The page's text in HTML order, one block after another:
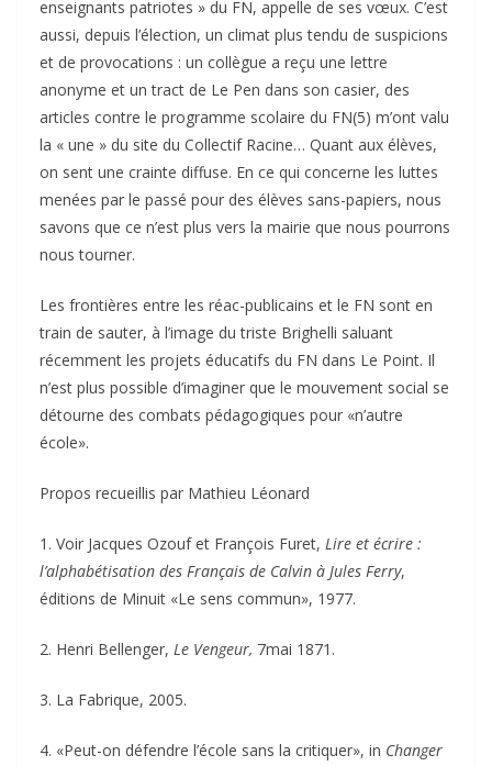
enseignants patriotes » du FN, appelle de ses vœux. C’est
aussi, depuis l’élection, un climat plus tendu de suspicions
et de provocations : un collègue a reçu une lettre
anonyme et un tract de Le Pen dans son casier, des
articles contre le programme scolaire du FN(5) m’ont valu
la « une » du site du Collectif Racine… Quant aux élèves,
on sent une crainte diffuse. En ce qui concerne les luttes
menées par le passé pour des élèves sans-papiers, nous
savons que ce n’est plus vers la mairie que nous pourrons
nous tourner.
Les frontières entre les réac-publicains et le FN sont en
train de sauter, à l’image du triste Brighelli saluant
récemment les projets éducatifs du FN dans Le Point. Il
n’est plus possible d’imaginer que le mouvement social se
détourne des combats pédagogiques pour «n’autre
école».
Propos recueillis par Mathieu Léonard
1. Voir Jacques Ozouf et François Furet, Lire et écrire :
l’alphabétisation des Français de Calvin à Jules Ferry,
éditions de Minuit «Le sens commun», 1977.
2. Henri Bellenger, Le Vengeur, 7mai 1871.
3. La Fabrique, 2005.
4. «Peut-on défendre l’école sans la critiquer», in Changer